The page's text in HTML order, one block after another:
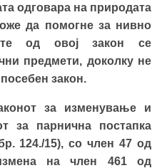
одговара на природата
да помогне за нивно
од овој закон се
предмети, доколку не
закон.
за изменување и
за парнична постапка
124./15), со член 47 од
на член 461 од